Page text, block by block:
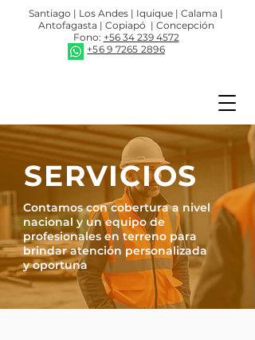
Santiago | Los Andes | Iquique | Calama |
Antofagasta | Copiapó | Concepción
Fono: +56 34 239 4572
+56 9 7265 2896
SERVICIOS
Contamos con cobertura a nivel
nacional y un equipo de
profesionales en terreno para
brindar atención personalizada
y oportuna